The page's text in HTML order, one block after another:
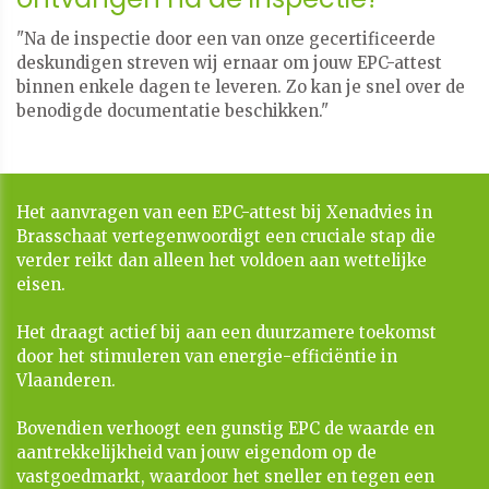
"Na de inspectie door een van onze gecertificeerde
deskundigen streven wij ernaar om jouw EPC-attest
binnen enkele dagen te leveren. Zo kan je snel over de
benodigde documentatie beschikken."
Het aanvragen van een EPC-attest bij Xenadvies in
Brasschaat vertegenwoordigt een cruciale stap die
verder reikt dan alleen het voldoen aan wettelijke
eisen.
Het draagt actief bij aan een duurzamere toekomst
door het stimuleren van energie-efficiëntie in
Vlaanderen.
​​​​​​​Bovendien verhoogt een gunstig EPC de waarde en
aantrekkelijkheid van jouw eigendom op de
vastgoedmarkt, waardoor het sneller en tegen een